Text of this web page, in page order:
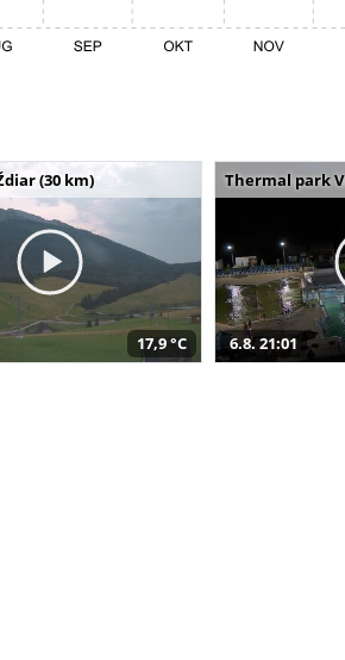
(30 km)
17,9 °C
Thermal park
6.8. 21:01